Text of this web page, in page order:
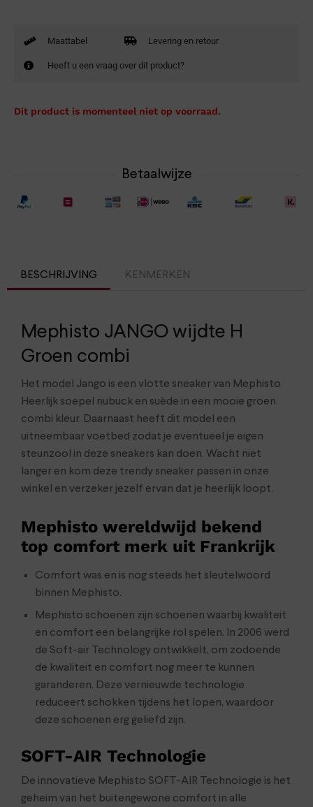
Maattabel Levering en retour
Heeft u een vraag over dit product?
Dit product is momenteel niet op voorraad.
Betaalwijze
BESCHRIJVING KENMERKEN
Mephisto JANGO wijdte H
Groen combi
Het model Jango is een vlotte sneaker van Mephisto.
Heerlijk soepel nubuck en suède in een mooie groen
combi kleur. Daarnaast heeft dit model een
uitneembaar voetbed zodat je eventueel je eigen
steunzool in deze sneakers kan doen. Wacht niet
langer en kom deze trendy sneaker passen in onze
winkel en verzeker jezelf ervan dat je heerlijk loopt.
Mephisto wereldwijd bekend
top comfort merk uit Frankrijk
Comfort was en is nog steeds het sleutelwoord
binnen Mephisto.
Mephisto schoenen zijn schoenen waarbij kwaliteit
en comfort een belangrijke rol spelen. In 2006 werd
de Soft-air Technology ontwikkelt, om zodoende
de kwaliteit en comfort nog meer te kunnen
garanderen. Deze vernieuwde technologie
reduceert schokken tijdens het lopen, waardoor
deze schoenen erg geliefd zijn.
SOFT-AIR Technologie
De innovatieve Mephisto SOFT-AIR Technologie is het
geheim van het buitengewone comfort in alle